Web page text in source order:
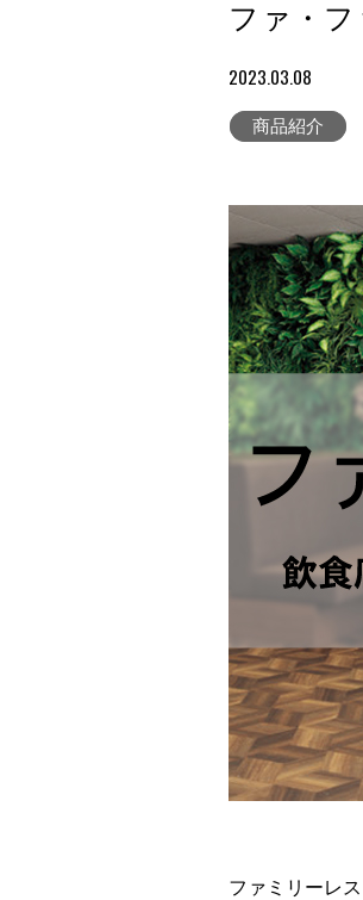
ファ・
2023.03.08
商品紹介
ファミリーレ